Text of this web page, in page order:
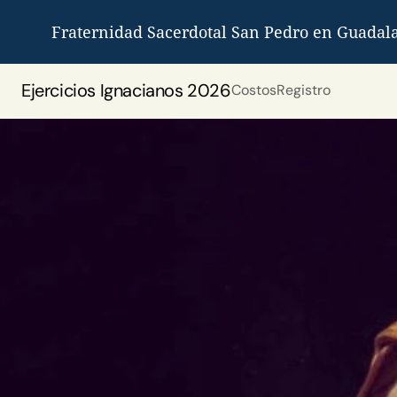
Fraternidad Sacerdotal San Pedro en
Ejercicios Ignacianos 2026CostosRegistro